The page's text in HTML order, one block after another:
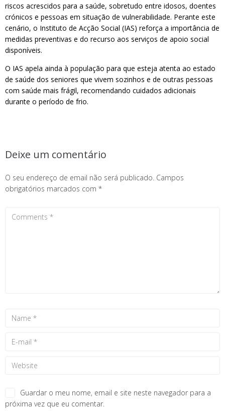
riscos acrescidos para a saúde, sobretudo entre idosos, doentes
crónicos e pessoas em situação de vulnerabilidade. Perante este
cenário, o Instituto de Acção Social (IAS) reforça a importância de
medidas preventivas e do recurso aos serviços de apoio social
disponíveis.
O IAS apela ainda à população para que esteja atenta ao estado
de saúde dos seniores que vivem sozinhos e de outras pessoas
com saúde mais frágil, recomendando cuidados adicionais
durante o período de frio.
Deixe um comentário
O seu endereço de email não será publicado. Campos
obrigatórios marcados com *
Guardar o meu nome, email e site neste navegador para a
próxima vez que eu comentar.